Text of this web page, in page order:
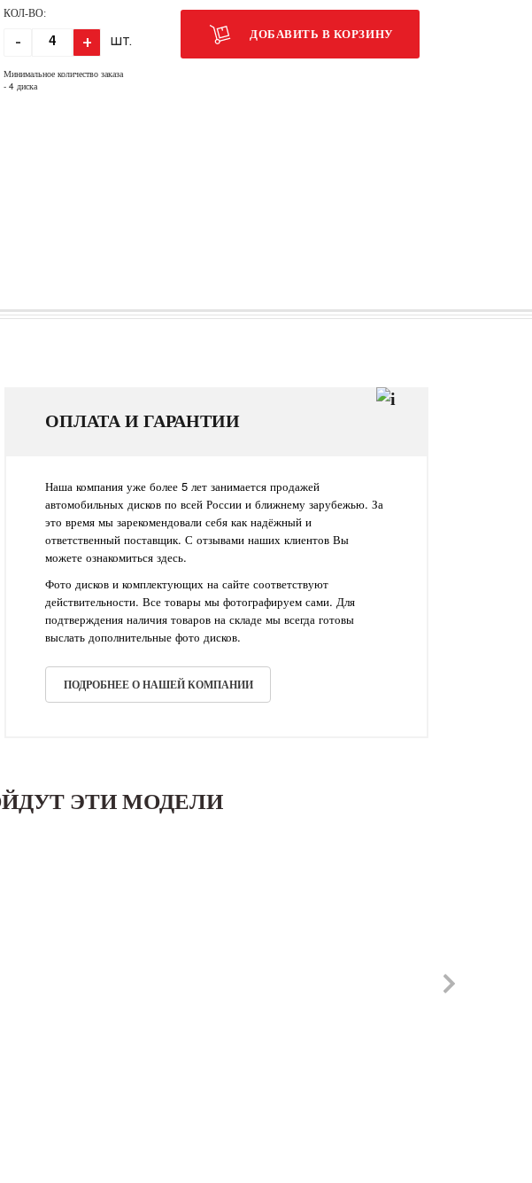
КОЛ-ВО:
- + ШТ.
Минимальное количество заказа
- 4 диска
ДОБАВИТЬ В КОРЗИНУ
ОПЛАТА И ГАРАНТИИ
Наша компания уже более 5 лет занимается продажей
автомобильных дисков по всей России и ближнему зарубежью. За
это время мы зарекомендовали себя как надёжный и
ответственный поставщик. С отзывами наших клиентов Вы
можете ознакомиться здесь.
Фото дисков и комплектующих на сайте соответствуют
действительности. Все товары мы фотографируем сами. Для
подтверждения наличия товаров на складе мы всегда готовы
выслать дополнительные фото дисков.
ПОДРОБНЕЕ О НАШЕЙ КОМПАНИИ
ЭТИ МОДЕЛИ